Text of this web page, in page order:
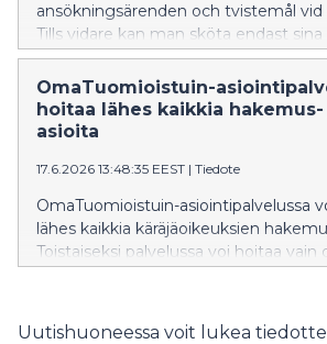
ansökningsärenden och tvistemål
Tills vidare kan man sköta endast
tjänsten. Det blir också möjligt att
ombud samt för någon annans
skede.
OmaTuomioistuin-
hoitaa lähes kaikkia
asioita
17.6.2026 13:48:35 EEST | Tiedote
OmaTuomioistuin-asiointipalvelussa
lähes kaikkia käräjäoikeuksien
Toistaiseksi palvelussa voi hoitaa vain
myöhemmin.
Uutishuoneessa voit lukea